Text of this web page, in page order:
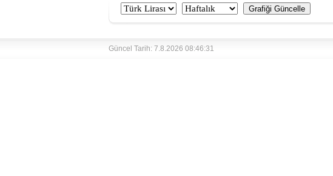
Güncel Tarih: 7.8.2026 08:46:31